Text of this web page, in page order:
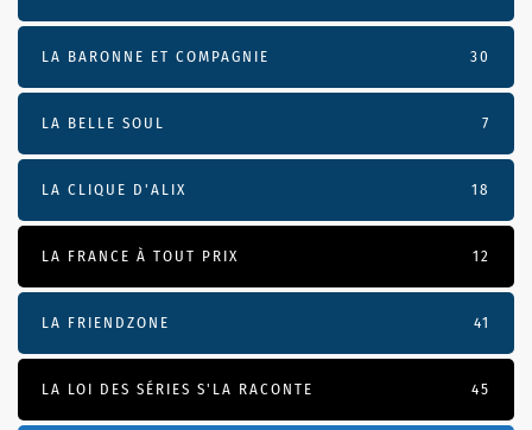
LA BARONNE ET COMPAGNIE 30
LA BELLE SOUL 7
LA CLIQUE D'ALIX 18
LA FRANCE À TOUT PRIX 12
LA FRIENDZONE 41
LA LOI DES SÉRIES S'LA RACONTE 45